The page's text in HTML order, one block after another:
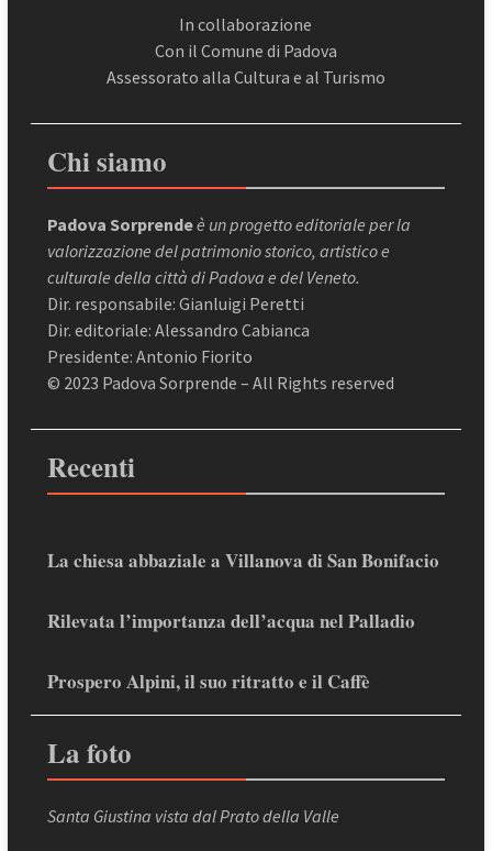
In collaborazione
Con il Comune di Padova
Assessorato alla Cultura e al Turismo
Chi siamo
Padova Sorprendeè un progetto editoriale per la
valorizzazione del patrimonio storico, artistico e
culturale della città di Padova e del Veneto.
Dir. responsabile: Gianluigi Peretti
Dir. editoriale: Alessandro Cabianca
Presidente: Antonio Fiorito
© 2023 Padova Sorprende – All Rights reserved
Recenti
La chiesa abbaziale a Villanova di San Bonifacio
Rilevata l’importanza dell’acqua nel Palladio
Prospero Alpini, il suo ritratto e il Caffè
La foto
Santa Giustina vista dal Prato della Valle